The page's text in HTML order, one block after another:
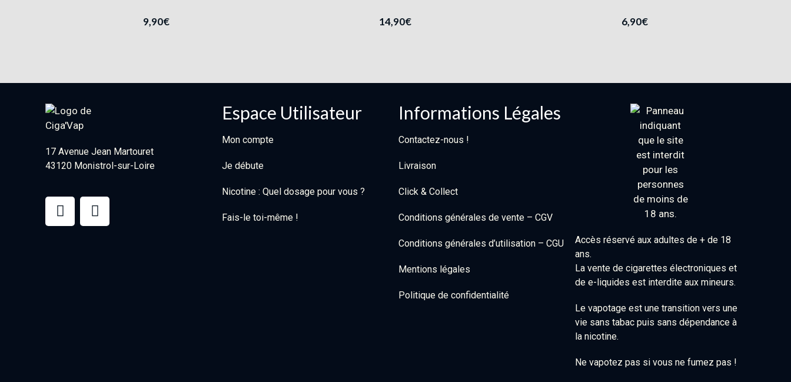
9,90€ 14,90€ 6,90€
17 Avenue Jean Martouret
43120 Monistrol-sur-Loire
Espace Utilisateur
Mon compte
Je débute
Nicotine : Quel dosage pour vous ?
Fais-le toi-même !
Informations Légales
Contactez-nous !
Livraison
Click & Collect
Conditions générales de vente – CGV
Conditions générales d’utilisation – CGU
Mentions légales
Politique de confidentialité
Accès réservé aux adultes de + de 18
ans.
La vente de cigarettes électroniques et
de e-liquides est interdite aux mineurs.
Le vapotage est une transition vers une
vie sans tabac puis sans dépendance à
la nicotine.
Ne vapotez pas si vous ne fumez pas !